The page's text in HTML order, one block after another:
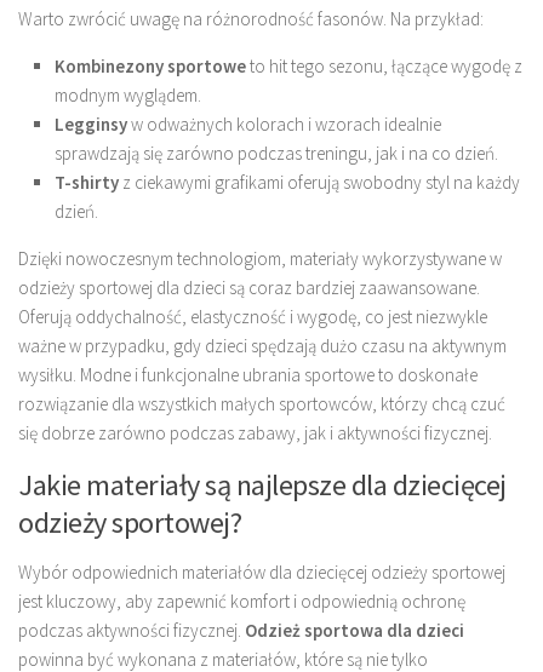
Warto zwrócić uwagę na różnorodność fasonów. Na przykład:
Kombinezony sportoweto hit tego sezonu, łączące wygodę z
modnym wyglądem.
Legginsyw odważnych kolorach i wzorach idealnie
sprawdzają się zarówno podczas treningu, jak i na co dzień.
T-shirty z ciekawymi grafikami oferują swobodny styl na każdy
dzień.
Dzięki nowoczesnym technologiom, materiały wykorzystywane w
odzieży sportowej dla dzieci są coraz bardziej zaawansowane.
Oferują oddychalność, elastyczność i wygodę, co jest niezwykle
ważne w przypadku, gdy dzieci spędzają dużo czasu na aktywnym
wysiłku. Modne i funkcjonalne ubrania sportowe to doskonałe
rozwiązanie dla wszystkich małych sportowców, którzy chcą czuć
się dobrze zarówno podczas zabawy, jak i aktywności fizycznej.
Jakie materiały są najlepsze dla dziecięcej
odzieży sportowej?
Wybór odpowiednich materiałów dla dziecięcej odzieży sportowej
jest kluczowy, aby zapewnić komfort i odpowiednią ochronę
podczas aktywności fizycznej. Odzież sportowa dla dzieci
powinna być wykonana z materiałów, które są nie tylko